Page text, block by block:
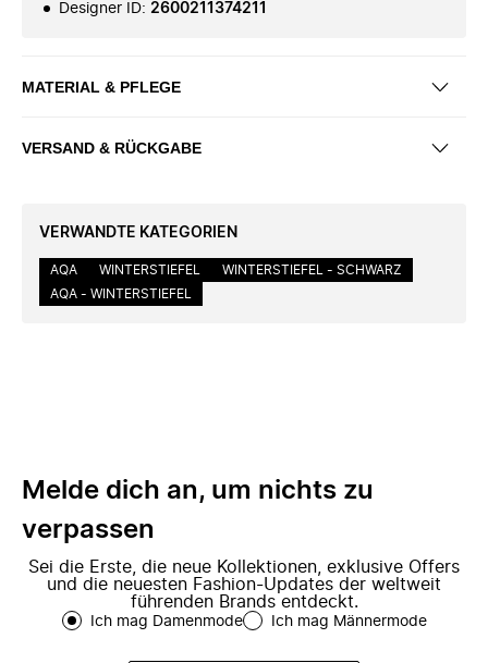
Designer ID: 2600211374211
MATERIAL & PFLEGE
VERSAND & RÜCKGABE
VERWANDTE KATEGORIEN
AQA WINTERSTIEFEL
WINTERSTIEFEL - SCHWARZ
AQA - WINTERSTIEFEL
Melde dich an, um nichts zu
verpassen
Sei die Erste, die neue Kollektionen, exklusive Offers
und die neuesten Fashion-Updates der weltweit
führenden Brands entdeckt.
Ich mag Damenmode Ich mag Männermode